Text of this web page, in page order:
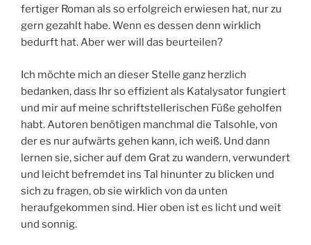
fertiger Roman als so erfolgreich erwiesen hat, nur zu
gern gezahlt habe. Wenn es dessen denn wirklich
bedurft hat. Aber wer will das beurteilen?
Ich möchte mich an dieser Stelle ganz herzlich
bedanken, dass Ihr so effizient als Katalysator fungiert
und mir auf meine schriftstellerischen Füße geholfen
habt. Autoren benötigen manchmal die Talsohle, von
der es nur aufwärts gehen kann, ich weiß. Und dann
lernen sie, sicher auf dem Grat zu wandern, verwundert
und leicht befremdet ins Tal hinunter zu blicken und
sich zu fragen, ob sie wirklich von da unten
heraufgekommen sind. Hier oben ist es licht und weit
und sonnig.